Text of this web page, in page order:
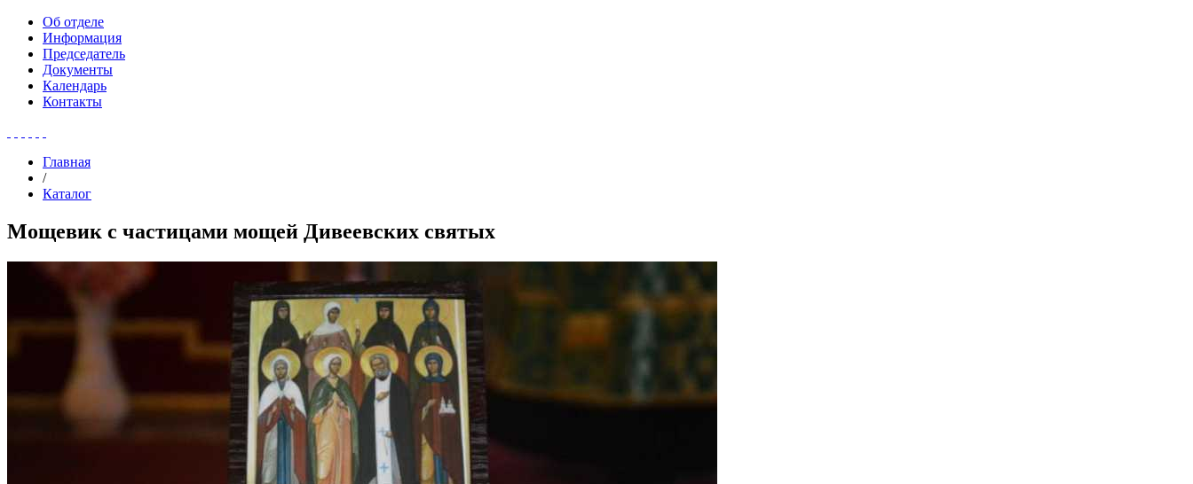
Об отделе
Информация
Председатель
Документы
Календарь
Контакты
Главная
/
Каталог
Мощевик с частицами мощей Дивеевских святых